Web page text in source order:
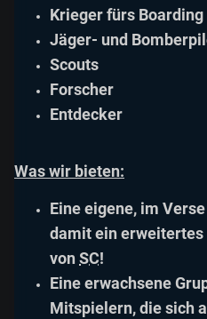
Krieger fürs Boarding
Jäger- und
Scouts
Forscher
Entdecker
Was wir bieten:
Eine eigene, im
damit ein
vonSC!
Eine erwachsene
Mitspielern, die sich